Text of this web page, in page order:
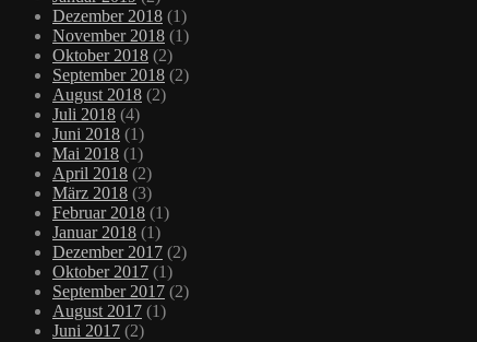
Dezember 2018 (1)
November 2018 (1)
Oktober 2018 (2)
September 2018 (2)
August 2018 (2)
Juli 2018 (4)
Juni 2018 (1)
Mai 2018 (1)
April 2018 (2)
März 2018 (3)
Februar 2018 (1)
Januar 2018 (1)
Dezember 2017 (2)
Oktober 2017 (1)
September 2017 (2)
August 2017 (1)
Juni 2017 (2)